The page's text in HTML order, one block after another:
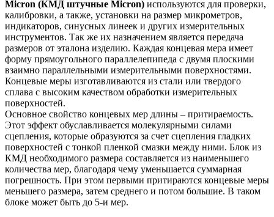
Micron (КМД штучные Micron) используются для проверки,
калибровки, а также, установки на размер микрометров,
индикаторов, синусных линеек и других измерительных
инструментов. Так же их назначением является передача
размеров от эталона изделию. Каждая концевая мера имеет
форму прямоугольного параллелепипеда с двумя плоскими
взаимно параллельными измерительными поверхностями.
Концевые меры изготавливаются из стали или твердого
сплава с высоким качеством обработки измерительных
поверхностей.
Основное свойство концевых мер длины – притираемость.
Этот эффект обуславливается молекулярными силами
сцепления, которые образуются за счет сцепления гладких
поверхностей с тонкой пленкой смазки между ними. Блок из
КМД необходимого размера составляется из наименьшего
количества мер, благодаря чему уменьшается суммарная
погрешность. При этом первыми притираются концевые меры
меньшего размера, затем среднего и потом большие. В таком
блоке может быть до 5-и мер.